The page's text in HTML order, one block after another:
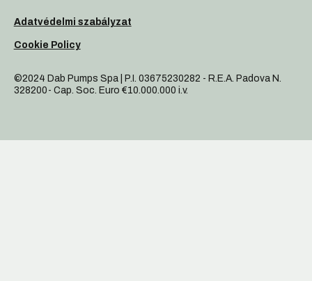
©2024 Dab Pumps Spa | P.I. 03675230282 - R.E.A. Padova N.
328200- Cap. Soc. Euro €10.000.000 i.v.
Adatvédelmi szabályzat
Cookie Policy